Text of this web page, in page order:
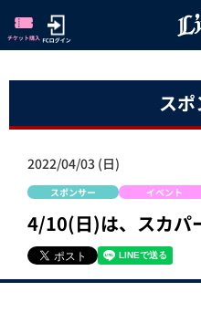
スポ
2022/04/03 (日)
スポンサー イベント
4/10(日)は、スカパ